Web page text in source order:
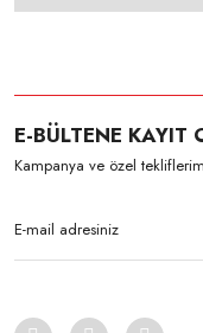
E-BÜLTENE KAYIT
Kampanya ve özel